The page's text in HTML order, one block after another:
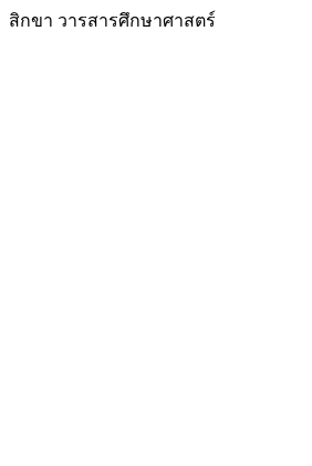
สิกขา วารสารศึกษาศาสตร์